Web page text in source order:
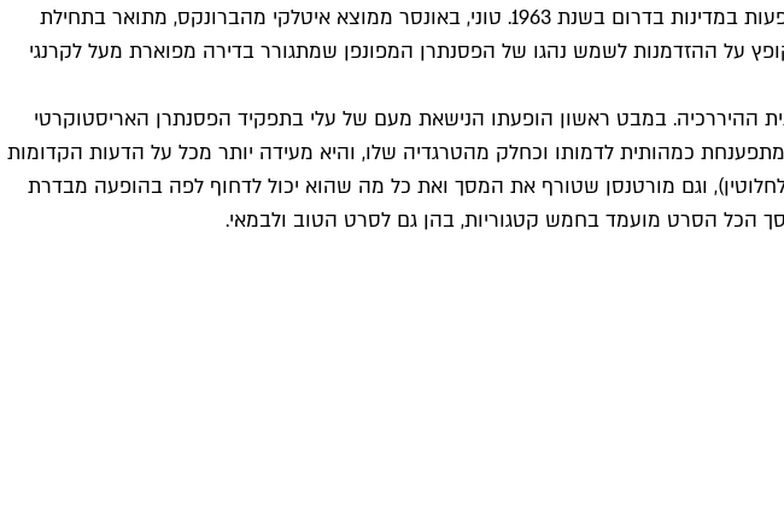
הזה משמש את מוזיקאי הג'אז דון שירלי (מהרשלה עלי) ונהגו טוני וללונגה (ויגו מורטנסן) בעת מסע הופעות במדינות בדרום בשנת 1963. טוני, באונסר ממוצא איטלקי מהברונקס, מתואר בתחילת
על ההזדמנות לשמש נהגו של הפסנתרן המפונפן שמתגורר בדירה מפוארת מעל לקרנגי
ההיררכיה. במבט ראשון הופעתו הנישאת מעם של עלי בתפקיד הפסנתרן האריסטוקרטי
כמהותית לדמותו וכחלק מהטרגדיה שלו, והיא מעידה יותר מכל על הדעות הקדומות
וגם מורטנסן שטורף את המסך ואת כל מה שהוא יכול לדחוף לפה בהופעה מבדרת
הכל הסרט מועמד בחמש קטגוריות, בהן גם לסרט הטוב ולבמאי.